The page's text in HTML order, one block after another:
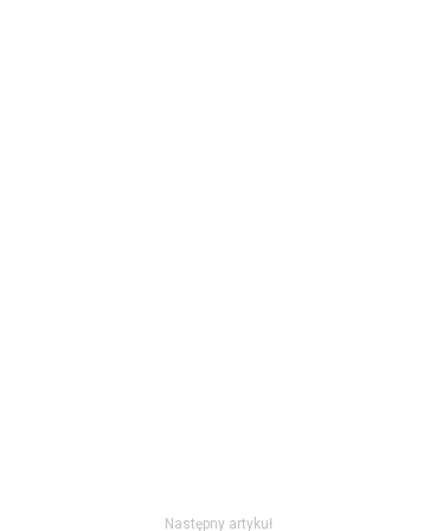
Następny artykuł